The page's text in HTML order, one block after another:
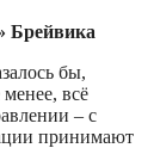
Брейвика
бы,
всё
– с
принимают